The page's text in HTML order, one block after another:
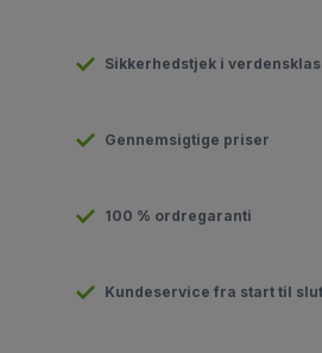
Sikkerhedstjek i
Gennemsigtige priser
100 % ordregaranti
Kundeservice fra start til slut